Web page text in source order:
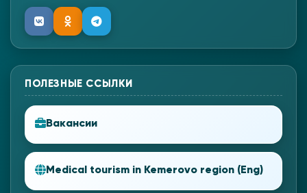
ПОЛЕЗНЫЕ ССЫЛКИ
Вакансии
Medical tourism in Kemerovo region (Eng)